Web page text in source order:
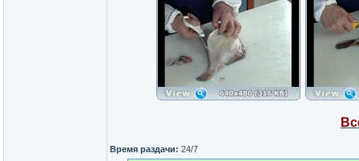
Время раздачи: 24/7